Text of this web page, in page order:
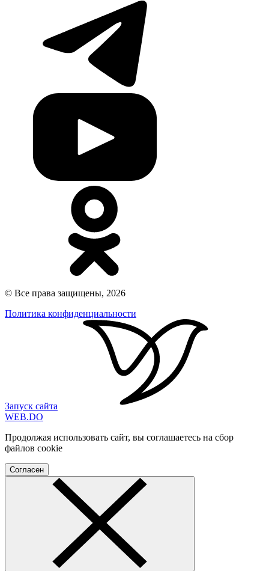
© Все права защищены, 2026
Политика конфиденциальности
Запуск сайта
WEB.DO
Продолжая использовать сайт, вы соглашаетесь на сбор
файлов cookie
Согласен